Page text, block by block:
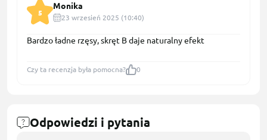
5
Monika
23 wrzesień 2025 (10:40)
Bardzo ładne rzęsy, skręt B daje naturalny efekt
Czy ta recenzja była pomocna? 0
Odpowiedzi i pytania